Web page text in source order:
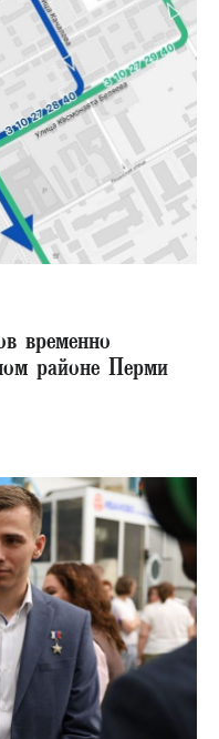
временно
районе Перми